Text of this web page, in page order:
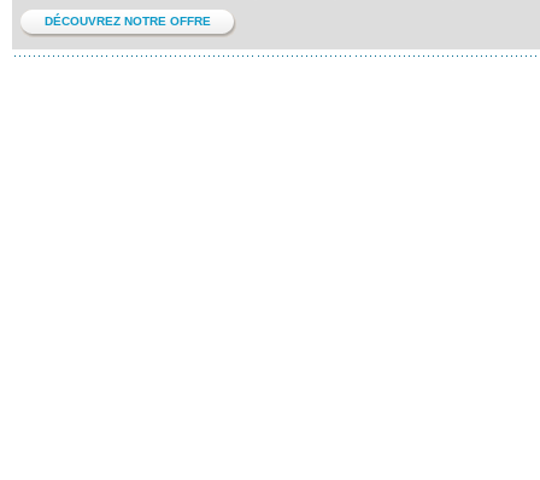
DÉCOUVREZ NOTRE OFFRE